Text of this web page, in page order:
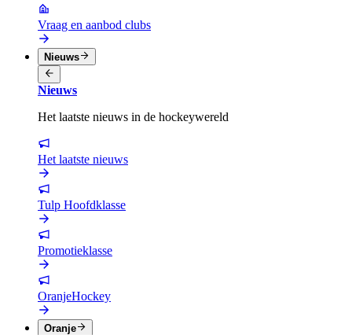
Vraag en aanbod clubs
Nieuws
Nieuws
Het laatste nieuws in de hockeywereld
Het laatste nieuws
Tulp Hoofdklasse
Promotieklasse
OranjeHockey
Oranje